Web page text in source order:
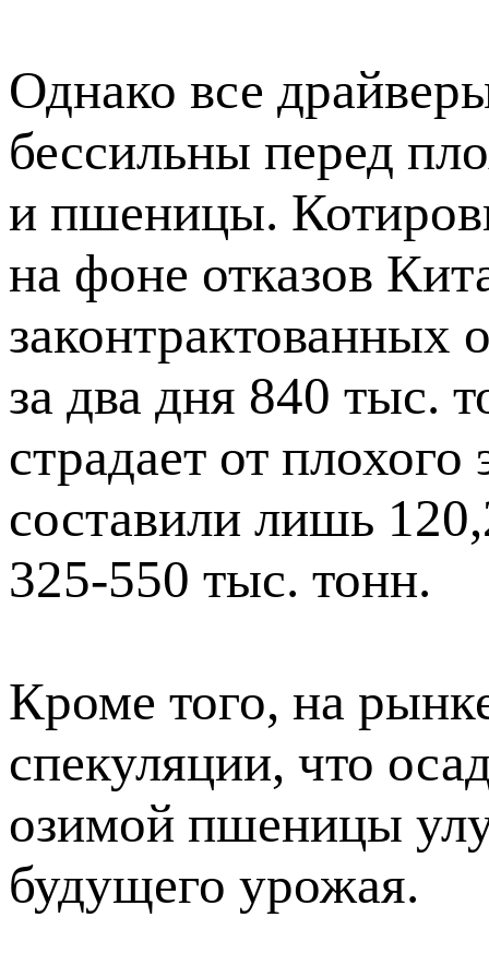
Однако все
бессильны перед
и пшеницы.
на фоне отказов
за два дня 840 тыс.
страдает от
составили лишь
325-550 тыс. тонн.
Кроме того, на
спекуляции, что
озимой пшеницы
будущего урожая.